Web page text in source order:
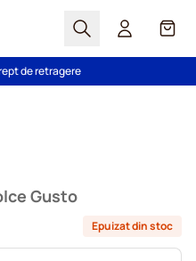
Cautare Coș
de peste 249,00 Lei
de retragere
Gusto
Epuizat din stoc